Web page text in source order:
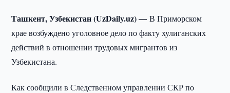
Ташкент, Узбекистан (UzDaily.uz) —В Приморском
крае возбуждено уголовное дело по факту хулиганских
действий в отношении трудовых мигрантов из
Узбекистана.
Как сообщили в Следственном управлении СКР по